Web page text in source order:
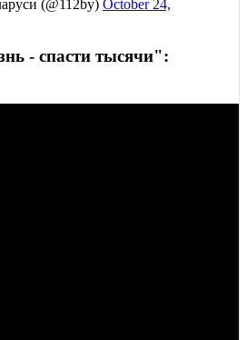
(@112by) October 24,
- спасти тысячи":